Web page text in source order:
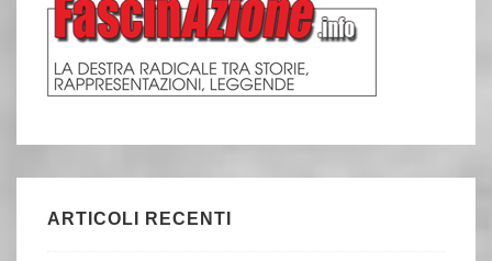
ARTICOLI RECENTI